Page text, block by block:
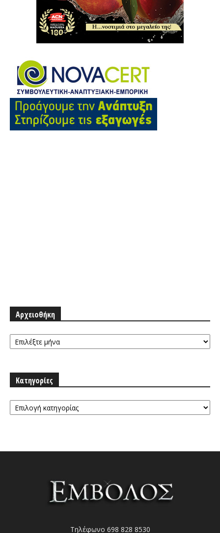
Αρχειοθήκη
Αρχειοθήκη
Κατηγορίες
Κατηγορίες
Τηλέφωνο 698 828 8530